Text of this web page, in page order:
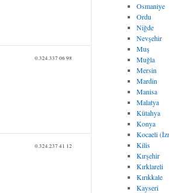
0.324.337 06 98
0.324.237 41 12
Osmaniye
Ordu
Niğde
Nevşehir
Muş
Muğla
Mersin
Mardin
Manisa
Malatya
Kütahya
Konya
Kocaeli
Kilis
Kırşehir
Kırklareli
Kırıkkale
Kayseri